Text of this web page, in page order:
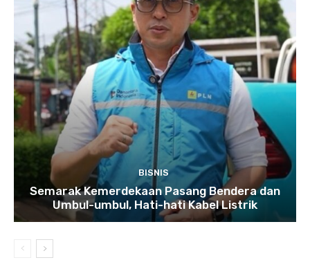
BISNIS
Semarak Kemerdekaan Pasang Bendera dan
Umbul-umbul, Hati-hati Kabel Listrik